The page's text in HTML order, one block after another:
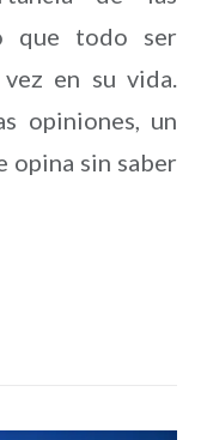
que todo ser
en su vida.
opiniones, un
opina sin saber